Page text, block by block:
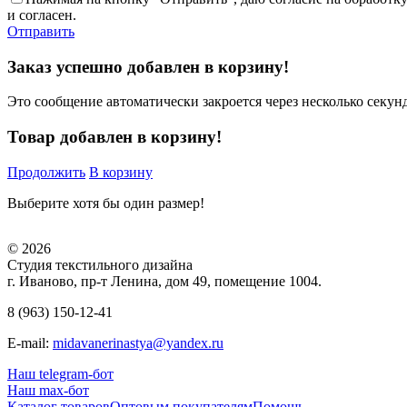
и согласен.
Отправить
Заказ успешно добавлен в корзину!
Это сообщение автоматически закроется через несколько
Товар добавлен в корзину!
Продолжить В корзину
Выберите хотя бы один размер!
© 2026
Студия текстильного дизайна
г. Иваново, пр-т Ленина, дом 49, помещение 1004.
8 (963) 150-12-41
E-mail: midavanerinastya@yandex.ru
Наш telegram-бот
Наш max-бот